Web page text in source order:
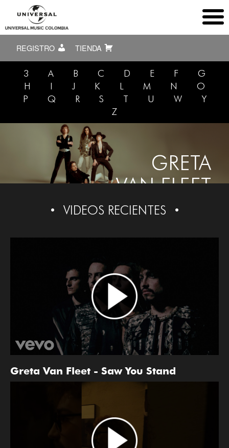
REGISTRO TIENDA
3 A B C D E F
G
H
I J K L M N
O
P
Q R S T U W
Y
Z
GRETA
VAN FLEET
VIDEOS RECIENTES
Greta Van Fleet - Saw You Stand